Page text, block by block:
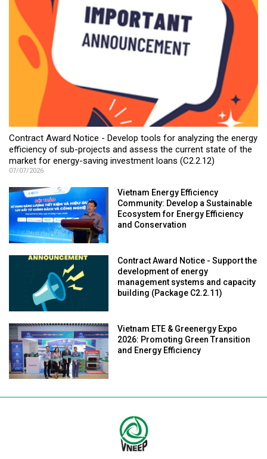
Contract Award Notice - Develop tools for analyzing the energy
efficiency of sub-projects and assess the current state of the
market for energy-saving investment loans (C2.2.12)
07/07/2026
Vietnam Energy Efficiency
Community: Develop a Sustainable
Ecosystem for Energy Efficiency
and Conservation
Contract Award Notice - Support the
development of energy
management systems and capacity
building (Package C2.2.11)
Vietnam ETE & Greenergy Expo
2026: Promoting Green Transition
and Energy Efficiency